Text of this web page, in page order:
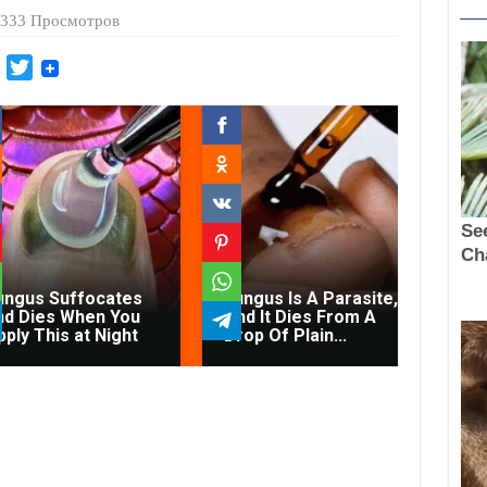
333 Просмотров
M
R
T
i
t
t
e
r
Suffocates
Dies When You
This at Night
Fungus Is A Parasite,
And It Dies From A
Drop Of Plain...